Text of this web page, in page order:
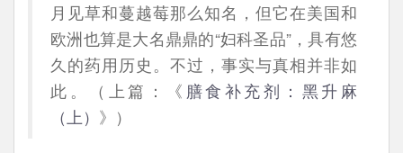
月见草和蔓越莓那么知名，但它在美国和
欧洲也算是大名鼎鼎的“妇科圣品”，具有悠
久的药用历史。不过，事实与真相并非如
此。（上篇：《 膳食补充剂：黑升麻
（上） 》）